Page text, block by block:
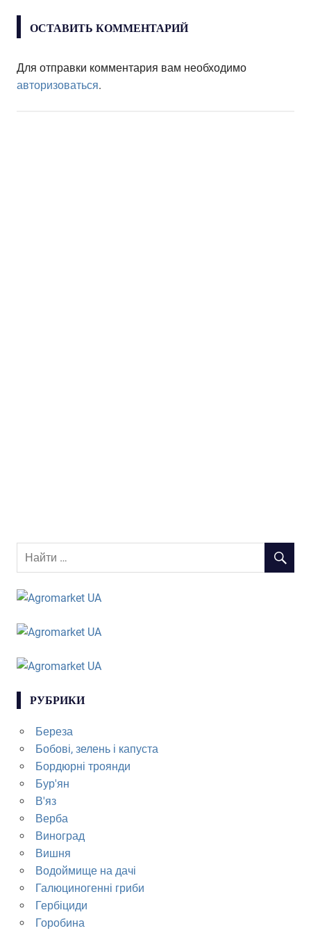
ОСТАВИТЬ КОММЕНТАРИЙ
Для отправки комментария вам необходимо
авторизоваться.
РУБРИКИ
Береза
Бобові, зелень і капуста
Бордюрні троянди
Бур'ян
В'яз
Верба
Виноград
Вишня
Водоймище на дачі
Галюциногенні гриби
Гербіциди
Горобина